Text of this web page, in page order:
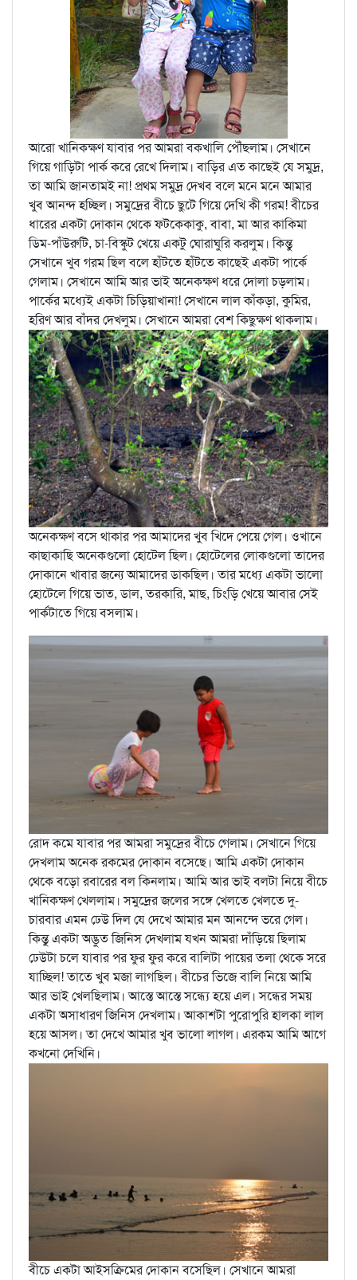
আরো খানিকক্ষণ যাবার পর আমরা বকখালি পৌঁছলাম। সেখানে
গিয়ে গাড়িটা পার্ক করে রেখে দিলাম। বাড়ির এত কাছেই যে সমুদ্র,
তা আমি জানতামই না! প্রথম সমুদ্র দেখব বলে মনে মনে আমার
খুব আনন্দ হচ্ছিল। সমুদ্রের বীচে ছুটে গিয়ে দেখি কী গরম! বীচের
ধারের একটা দোকান থেকে ফটকেকাকু, বাবা, মা আর কাকিমা
ডিম-পাঁউরুটি, চা-বিস্কুট খেয়ে একটু ঘোরাঘুরি করলুম। কিন্তু
সেখানে খুব গরম ছিল বলে হাঁটতে হাঁটতে কাছেই একটা পার্কে
গেলাম। সেখানে আমি আর ভাই অনেকক্ষণ ধরে দোলা চড়লাম।
পার্কের মধ্যেই একটা চিড়িয়াখানা! সেখানে লাল কাঁকড়া, কুমির,
হরিণ আর বাঁদর দেখলুম। সেখানে আমরা বেশ কিছুক্ষণ থাকলাম।
অনেকক্ষণ বসে থাকার পর আমাদের খুব খিদে পেয়ে গেল। ওখানে
কাছাকাছি অনেকগুলো হোটেল ছিল। হোটেলের লোকগুলো তাদের
দোকানে খাবার জন্যে আমাদের ডাকছিল। তার মধ্যে একটা ভালো
হোটেলে গিয়ে ভাত, ডাল, তরকারি, মাছ, চিংড়ি খেয়ে আবার সেই
পার্কটাতে গিয়ে বসলাম।
রোদ কমে যাবার পর আমরা সমুদ্রের বীচে গেলাম। সেখানে গিয়ে
দেখলাম অনেক রকমের দোকান বসেছে। আমি একটা দোকান
থেকে বড়ো রবারের বল কিনলাম। আমি আর ভাই বলটা নিয়ে বীচে
খানিকক্ষণ খেললাম। সমুদ্রের জলের সঙ্গে খেলতে খেলতে দু-
চারবার এমন ঢেউ দিল যে দেখে আমার মন আনন্দে ভরে গেল।
কিন্তু একটা অদ্ভুত জিনিস দেখলাম যখন আমরা দাঁড়িয়ে ছিলাম
ঢেউটা চলে যাবার পর ফুর ফুর করে বালিটা পায়ের তলা থেকে সরে
যাচ্ছিল! তাতে খুব মজা লাগছিল। বীচের ভিজে বালি নিয়ে আমি
আর ভাই খেলছিলাম। আস্তে আস্তে সন্ধ্যে হয়ে এল। সন্ধের সময়
একটা অসাধারণ জিনিস দেখলাম। আকাশটা পুরোপুরি হালকা লাল
হয়ে আসল। তা দেখে আমার খুব ভালো লাগল। এরকম আমি আগে
কখনো দেখিনি।
বীচে একটা আইসক্রিমের দোকান বসেছিল। সেখানে আমরা